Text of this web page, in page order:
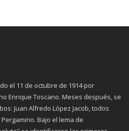
el 11 de octubre de 1914 por
Enrique Toscano. Meses después, se
Juan Alfredo López Jacob, todos
Bajo el lema de